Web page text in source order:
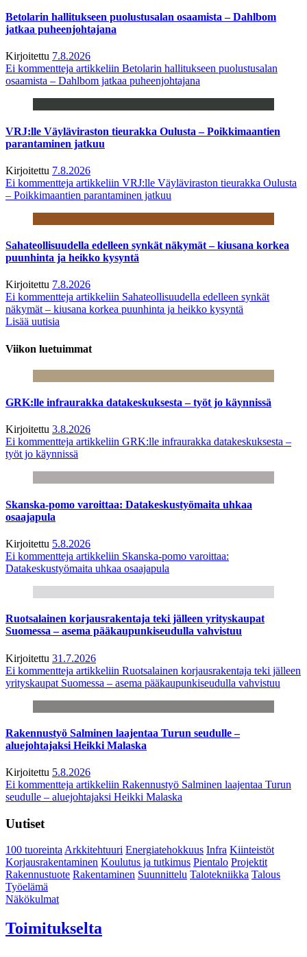
Betolarin hallitukseen puolustusalan osaamista – Dahlbom
jatkaa puheenjohtajana
Kirjoitettu 7.8.2026
Ei kommentteja artikkeliin Betolarin hallitukseen puolustusalan
osaamista – Dahlbom jatkaa puheenjohtajana
VRJ:lle Väyläviraston tieurakka Oulusta – Poikkimaantien
parantaminen jatkuu
Kirjoitettu 7.8.2026
Ei kommentteja artikkeliin VRJ:lle Väyläviraston tieurakka Oulusta
– Poikkimaantien parantaminen jatkuu
Sahateollisuudella edelleen synkät näkymät – kiusana korkea
puunhinta ja heikko kysyntä
Kirjoitettu 7.8.2026
Ei kommentteja artikkeliin Sahateollisuudella edelleen synkät
näkymät – kiusana korkea puunhinta ja heikko kysyntä
Lisää uutisia
Viikon luetuimmat
GRK:lle infraurakka datakeskuksesta – työt jo käynnissä
Kirjoitettu 3.8.2026
Ei kommentteja artikkeliin GRK:lle infraurakka datakeskuksesta –
työt jo käynnissä
Skanska-pomo varoittaa: Datakeskustyömaita uhkaa
osaajapula
Kirjoitettu 5.8.2026
Ei kommentteja artikkeliin Skanska-pomo varoittaa:
Datakeskustyömaita uhkaa osaajapula
Ruotsalainen korjausrakentaja teki jälleen yrityskaupat
Suomessa – asema pääkaupunkiseudulla vahvistuu
Kirjoitettu 31.7.2026
Ei kommentteja artikkeliin Ruotsalainen korjausrakentaja teki jälleen
yrityskaupat Suomessa – asema pääkaupunkiseudulla vahvistuu
Rakennustyö Salminen laajentaa Turun seudulle –
aluejohtajaksi Heikki Malaska
Kirjoitettu 5.8.2026
Ei kommentteja artikkeliin Rakennustyö Salminen laajentaa Turun
seudulle – aluejohtajaksi Heikki Malaska
Uutiset
100 tuoreintaArkkitehtuuri Energiatehokkuus Infra Kiinteistöt
Korjausrakentaminen Koulutus ja tutkimus Pientalo Projektit
Rakennustuote Rakentaminen Suunnittelu Talotekniikka Talous
Työelämä
Näkökulmat
Toimitukselta